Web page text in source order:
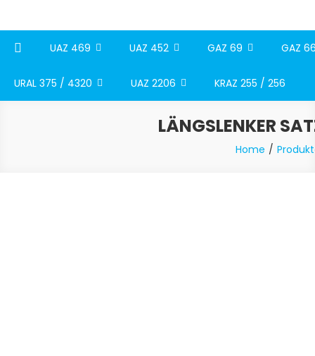
UAZ 469 UAZ 452 GAZ 69 GAZ
URAL 375 / 4320 UAZ 2206 KRAZ 255 / 256
LÄNGSLENKER
Home